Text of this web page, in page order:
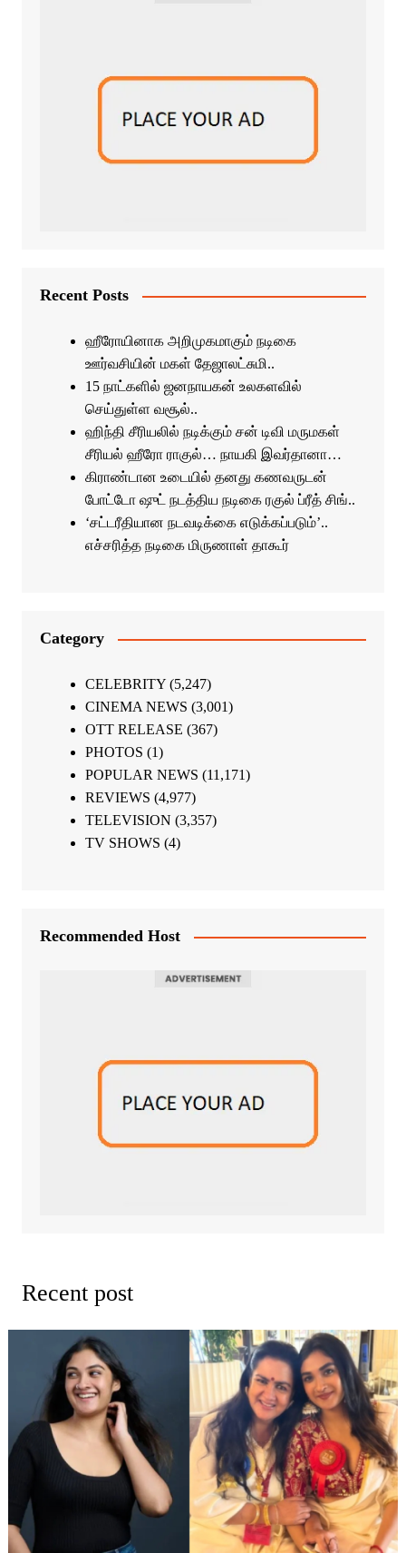
Recent Posts
ஹீரோயினாக அறிமுகமாகும் நடிகை
ஊர்வசியின் மகள் தேஜாலட்சுமி..
15 நாட்களில் ஜனநாயகன் உலகளவில்
செய்துள்ள வசூல்..
ஹிந்தி சீரியலில் நடிக்கும் சன் டிவி மருமகள்
சீரியல் ஹீரோ ராகுல்… நாயகி இவர்தானா…
கிராண்டான உடையில் தனது கணவருடன்
போட்டோ ஷுட் நடத்திய நடிகை ரகுல் ப்ரீத் சிங்..
‘சட்டரீதியான நடவடிக்கை எடுக்கப்படும்’..
எச்சரித்த நடிகை மிருணாள் தாகூர்
Category
CELEBRITY(5,247)
CINEMA NEWS (3,001)
OTT RELEASE (367)
PHOTOS (1)
POPULAR NEWS (11,171)
REVIEWS (4,977)
TELEVISION (3,357)
TV SHOWS (4)
Recommended Host
Recent post